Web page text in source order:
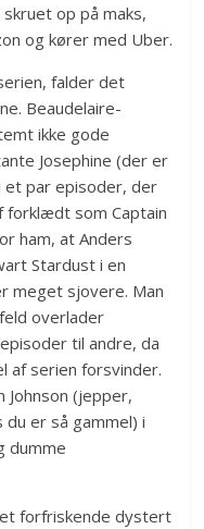
op på maks,
og kører med Uber.
falder det
Beaudelaire-
ikke gode
Josephine (der er
et par episoder, der
forklædt som Captain
ham, at Anders
Stardust i en
meget sjovere. Man
overlader
til andre, da
af serien forsvinder.
(jepper,
du er så gammel) i
dumme
forfriskende dystert